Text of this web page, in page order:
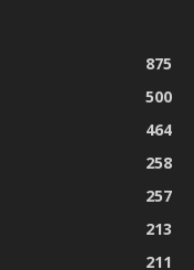
875
500
464
258
257
213
211